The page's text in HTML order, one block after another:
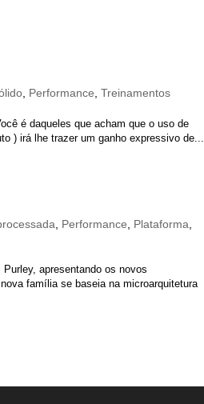
Performance ,Treinamentos
é daqueles que acham que o uso de
) irá lhe trazer um ganho expressivo de...
Performance Plataforma
apresentando os novos
família se baseia na microarquitetura